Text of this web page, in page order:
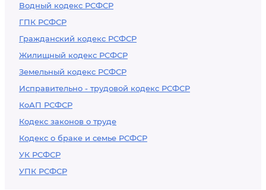
Водный кодекс РСФСР
ГПК РСФСР
Гражданский кодекс РСФСР
Жилищный кодекс РСФСР
Земельный кодекс РСФСР
Исправительно - трудовой кодекс РСФСР
КоАП РСФСР
Кодекс законов о труде
Кодекс о браке и семье РСФСР
УК РСФСР
УПК РСФСР